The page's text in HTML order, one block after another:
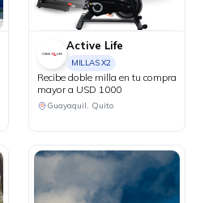
Active Life
MILLAS X2
Recibe doble milla en tu compra
mayor a USD 1000
Guayaquil, Quito